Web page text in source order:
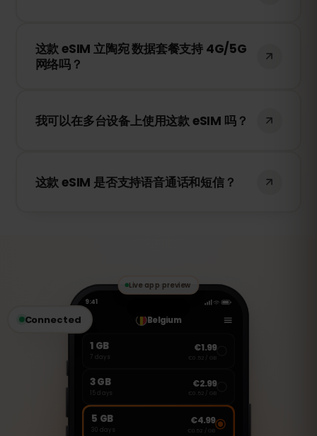
络，例如 Bite、Tele2、Omnitel，为您提供
稳定快速的移动互联网服务。
这款 eSIM 立陶宛 数据套餐支持 4G/5G
网络吗？
立陶宛 提供 5G 网络的地区支持 5G，确保
我可以在多台设备上使用这款 eSIM 吗？
用。如果您更换设备，则需要购买新的
这款 eSIM 是否支持语音通话和短信？